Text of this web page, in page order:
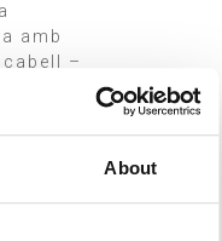
About
amb
–
Barnús –
– 4 aigües
–
de